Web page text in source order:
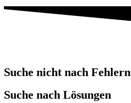
Suche nicht nach Fehlern
Suche nach Lösungen